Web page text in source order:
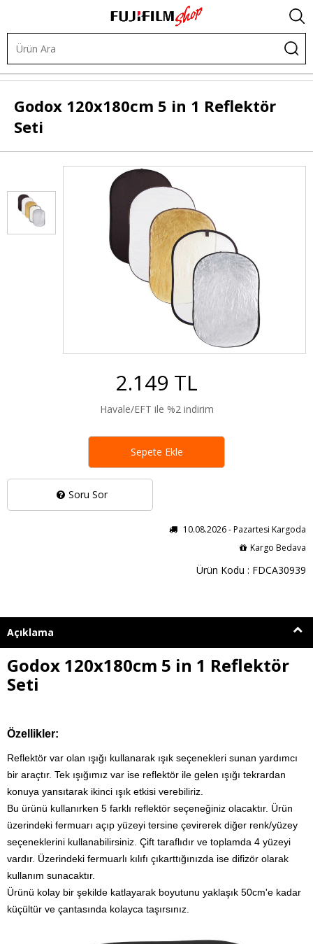
Yansıtıcılar
Godox 120x180cm 5 in 1 Reflektör
Seti
Soru Sor
2.149 TL
Havale/EFT ile %2 indirim
10.08.2026 - Pazartesi Kargoda
Kargo Bedava
Ürün Kodu : FDCA30939
Sepete Ekle
Açıklama
Godox 120x180cm 5 in 1 Reflektör
Seti
Özellikler:
Reflektör var olan ışığı kullanarak ışık seçenekleri sunan yardımcı
bir araçtır. Tek ışığımız var ise reflektör ile gelen ışığı tekrardan
konuya yansıtarak ikinci ışık etkisi verebiliriz.
Bu ürünü kullanırken 5 farklı reflektör seçeneğiniz olacaktır. Ürün
üzerindeki fermuarı açıp yüzeyi tersine çevirerek diğer renk/yüzey
seçeneklerini kullanabilirsiniz. Çift taraflıdır ve toplamda 4 yüzeyi
vardır. Üzerindeki fermuarlı kılıfı çıkarttığınızda ise difizör olarak
kullanım sunacaktır.
Ürünü kolay bir şekilde katlayarak boyutunu yaklaşık 50cm'e kadar
küçültür ve çantasında kolayca taşırsınız.